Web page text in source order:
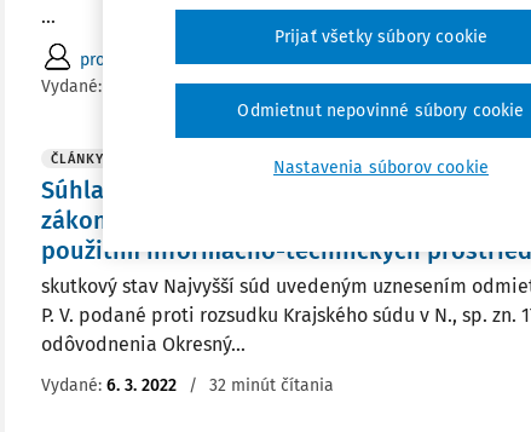
...
prof. JUDr. Jozef Čentéš PhD.,JUDr. Samuel Marr PhD., LL.M.
Vydané:
6. 3. 2025 / 27 minút čítania
ČLÁNKY
Súhlas na použitie informačno-
zákona č. 166/2003 Z. z. o ochrane
použitím informačno-technických
skutkový stav Najvyšší súd uvedeným uznesením
P. V. podané proti rozsudku Krajského súdu v N., sp. zn.
odôvodnenia Okresný...
Vydané: 6. 3. 2022 / 32 minút čítania
Nastavenia súborov cookie
Odmietnut nepovinné súbory cookie
Prijať všetky súbory cookie